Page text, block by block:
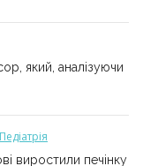
який, аналізуючи
Педіатрія
виростили печінку